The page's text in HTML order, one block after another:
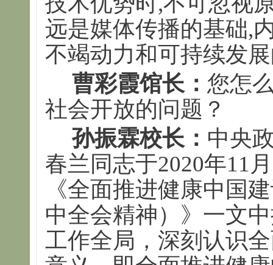
远是媒体传播的基础,
不竭动力和可持续发
曹彩霞馆长： 您怎
社会开放的问题？
孙振霖校长： 中央
春兰同志于2020年11
《全面推进健康中国
中全会精神）》一文
工作全局，深刻认识